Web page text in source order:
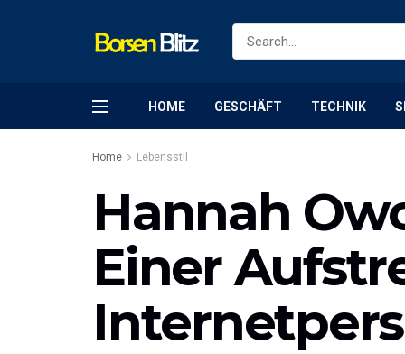
HOME GESCHÄFT TECHNIK
Home Lebensstil
Hannah
Einer